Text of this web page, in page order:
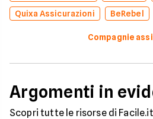
Quixa Assicurazioni
BeRebel
Compagnie
Argomenti in
Scopri tutte le risorse di